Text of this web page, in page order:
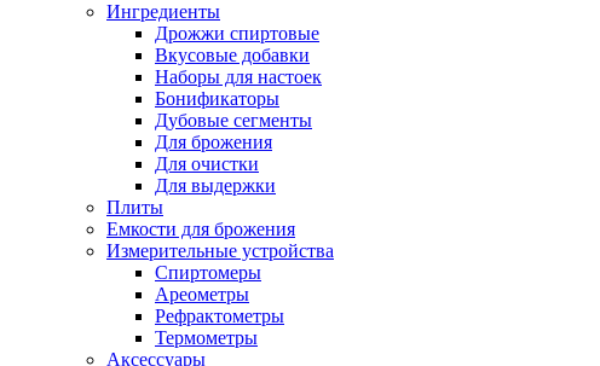
Ингредиенты
Дрожжи спиртовые
Вкусовые добавки
Наборы для настоек
Бонификаторы
Дубовые сегменты
Для брожения
Для очистки
Для выдержки
Плиты
Емкости для брожения
Измерительные устройства
Спиртомеры
Ареометры
Рефрактометры
Термометры
Аксессуары